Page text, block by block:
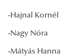
-Hajnal Kornél
-Nagy Nóra
-Mátyás Hanna